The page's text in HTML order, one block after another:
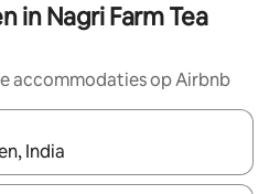
in Nagri Farm Tea
accommodaties op Airbnb
zijn, maak je een keuze